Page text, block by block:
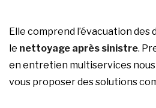
Elle comprend l’évacuation des
le nettoyage après sinistre.
en entretien multiservices
vous proposer des solutions